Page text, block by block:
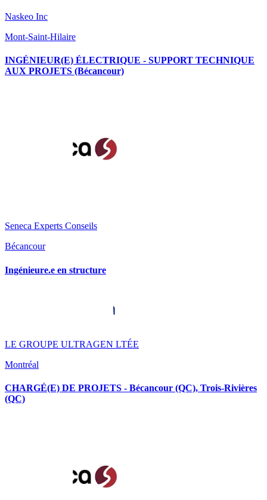
Naskeo Inc
Mont-Saint-Hilaire
INGÉNIEUR(E) ÉLECTRIQUE - SUPPORT TECHNIQUE
AUX PROJETS (Bécancour)
Seneca Experts Conseils
Bécancour
Ingénieure.e en structure
LE GROUPE ULTRAGEN LTÉE
Montréal
CHARGÉ(E) DE PROJETS - Bécancour (QC), Trois-Rivières
(QC)